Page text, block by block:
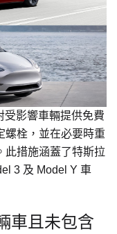
受影響車輛提供免費
螺栓，並在必要時重
此措施涵蓋了特斯拉
3 及 Model Y 車
車且未包含